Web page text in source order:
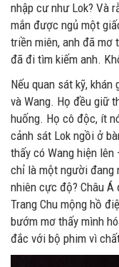
nhập cư như Lok? Và
mắn được ngủ một
triền miên, anh đã mơ
đã đi tìm kiếm anh.
Nếu quan sát kỹ,
và Wang. Họ đều giữ
huống. Họ cô độc, ít
cảnh sát Lok ngồi ở
thấy có Wang hiện
chỉ là một người đang
nhiên cực độ? Châu
Trang Chu mộng hồ
bướm mơ thấy mình
đắc với bộ phim vì